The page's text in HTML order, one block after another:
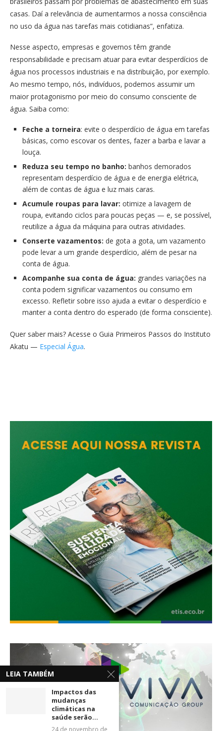
casas. Daí a relevância de aumentarmos a nossa consciência
no uso da água nas tarefas mais cotidianas”, enfatiza.
Nesse aspecto, empresas e governos têm grande
responsabilidade e precisam atuar para evitar desperdícios de
água nos processos industriais e na distribuição, por exemplo.
Ao mesmo tempo, nós, indivíduos, podemos assumir um
maior protagonismo por meio do consumo consciente de
água. Saiba como:
Feche a torneira: evite o desperdício de água em tarefas
básicas, como escovar os dentes, fazer a barba e lavar a
louça.
Reduza seu tempo no banho: banhos demorados
representam desperdício de água e de energia elétrica,
além de contas de água e luz mais caras.
Acumule roupas para lavar: otimize a lavagem de
roupa, evitando ciclos para poucas peças — e, se possível,
reutilize a água da máquina para outras atividades.
Conserte vazamentos: de gota a gota, um vazamento
pode levar a um grande desperdício, além de pesar na
conta de água.
Acompanhe sua conta de água: grandes variações na
conta podem significar vazamentos ou consumo em
excesso. Refletir sobre isso ajuda a evitar o desperdício e
manter a conta dentro do esperado (de forma consciente).
Quer saber mais? Acesse o Guia Primeiros Passos do Instituto
Akatu — Especial Água.
LEIA TAMBÉM
Impactos das
mudanças
climáticas na
saúde serão...
24 de novembro de